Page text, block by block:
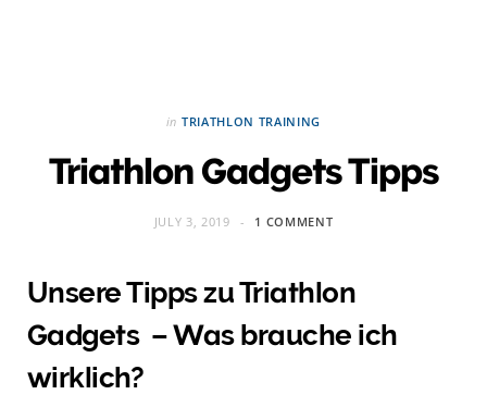
in TRIATHLON TRAINING
Triathlon Gadgets Tipps
JULY 3, 2019 1 COMMENT
Unsere Tipps zu Triathlon
Gadgets – Was brauche ich
wirklich?